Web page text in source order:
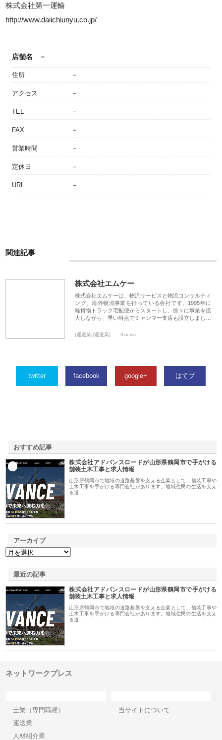
株式会社第一運輸
http://www.daiichiunyu.co.jp/
店舗名 －
住所 －
アクセス －
TEL －
FAX －
営業時間 －
定休日 －
URL －
関連記事
株式会社エムケー
株式会社エムケーは、物流サービスと物流コンサルティ
ング、海外物流事業を行っている会社です。1995年に
軽貨物トラック宅配便からスタートし、徐々に事業を拡
大しながら、早い時点でミャンマー支店も設立しまし…
[運送業][運送業] 0views
twitter facebook google+ はてブ
おすすめ記事
株式会社アドバンスロードが山形県鶴岡市で手がける
舗装土木工事と求人情報
山形県鶴岡市で地域の道路基盤を支える企業として、舗装工事や
土木工事を手がける専門会社があります。地域住民の生活を支え
る道…
アーカイブ
最近の記事
株式会社アドバンスロードが山形県鶴岡市で手がける
舗装土木工事と求人情報
山形県鶴岡市で地域の道路基盤を支える企業として、舗装工事や
土木工事を手がける専門会社があります。地域住民の生活を支え
る道…
ネットワークプレス
士業（専門職種）
運送業
人材紹介業
当サイトについて